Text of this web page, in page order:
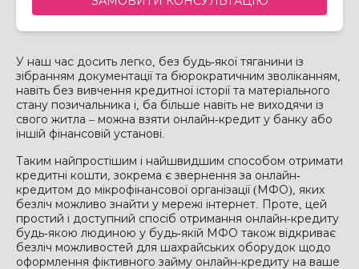
У наш час досить легко, без будь-якої тяганини із
зібранням документації та бюрократичним зволіканням,
навіть без вивчення кредитної історії та матеріального
стану позичальника і, ба більше навіть не виходячи із
свого житла – можна взяти онлайн-кредит у банку або
іншій фінансовій установі.
Таким найпростішим і найшвидшим способом отримати
кредитні кошти, зокрема є звернення за онлайн-
кредитом до мікрофінансової організації (МФО), яких
безліч можливо знайти у мережі інтернет. Проте, цей
простий і доступний спосіб отримання онлайн-кредиту
будь-якою людиною у будь-якій МФО також відкриває
безліч можливостей для шахрайських оборудок щодо
оформлення фіктивного займу онлайн-кредиту на ваше